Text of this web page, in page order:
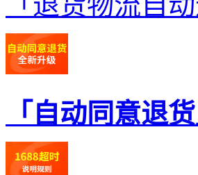
「自动同意退